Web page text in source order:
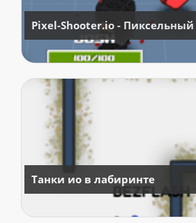
Pixel-Shooter.io -
Танки ио в лабиринте